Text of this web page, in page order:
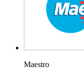
Maestro